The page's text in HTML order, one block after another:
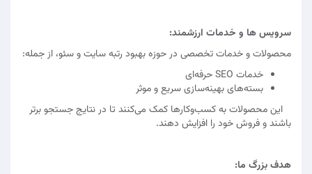
سرویس ها و خدمات ارزشمند:
محصولات و خدمات تخصصی در حوزه بهبود رتبه سایت و سئو، از جمله:
خدمات SEO حرفه‌ای
بسته‌های بهینه‌سازی سریع و موثر
این محصولات به کسب‌وکارها کمک می‌کنند تا در نتایج جستجو برتر
باشند و فروش خود را افزایش دهند.
هدف بزرگ ما: